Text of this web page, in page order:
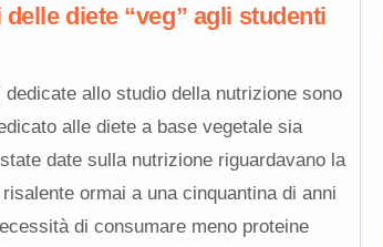
diete “veg” agli studenti
allo studio della nutrizione sono
alle diete a base vegetale sia
date sulla nutrizione riguardavano la
ormai a una cinquantina di anni
di consumare meno proteine